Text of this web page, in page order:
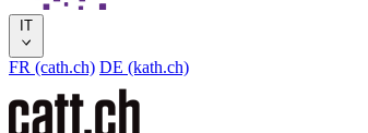
IT
FR (cath.ch) DE (kath.ch)